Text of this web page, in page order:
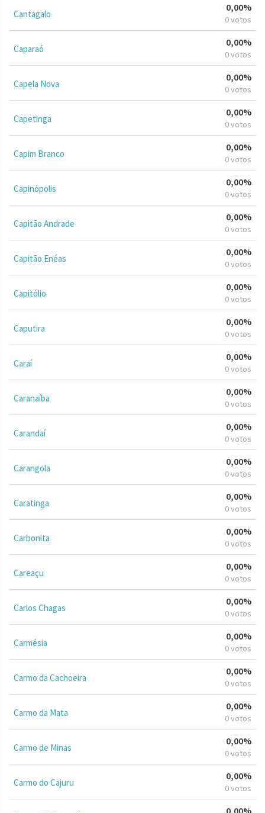
Cantagalo
0,00%
0 votos
Caparaó
0,00%
0 votos
Capela Nova
0,00%
0 votos
Capetinga
0,00%
0 votos
Capim Branco
0,00%
0 votos
Capinópolis
0,00%
0 votos
Capitão Andrade
0,00%
0 votos
Capitão Enéas
0,00%
0 votos
Capitólio
0,00%
0 votos
Caputira
0,00%
0 votos
Caraí
0,00%
0 votos
Caranaíba
0,00%
0 votos
Carandaí
0,00%
0 votos
Carangola
0,00%
0 votos
Caratinga
0,00%
0 votos
Carbonita
0,00%
0 votos
Careaçu
0,00%
0 votos
Carlos Chagas
0,00%
0 votos
Carmésia
0,00%
0 votos
Carmo da Cachoeira
0,00%
0 votos
Carmo da Mata
0,00%
0 votos
Carmo de Minas
0,00%
0 votos
Carmo do Cajuru
0,00%
0 votos
0,00%